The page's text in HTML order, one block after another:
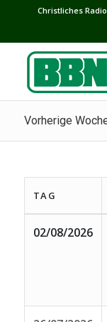
Сhristliches
Vorherige
TAG
02/08/2026